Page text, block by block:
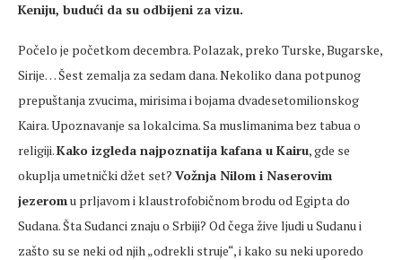
Keniju, budući da su odbijeni za vizu.
Počelo je početkom decembra. Polazak, preko Turske, Bugarske,
Sirije… Šest zemalja za sedam dana. Nekoliko dana potpunog
prepuštanja zvucima, mirisima i bojama dvadesetomilionskog
Kaira. Upoznavanje sa lokalcima. Sa muslimanima bez tabua o
religiji.Kako izgleda najpoznatija kafana u Kairu, gde se
okuplja umetnički džet set? Vožnja Nilom i Naserovim
jezeromu prljavom i klaustrofobičnom brodu od Egipta do
Sudana. Šta Sudanci znaju o Srbiji? Od čega žive ljudi u Sudanu i
zašto su se neki od njih „odrekli struje“, i kako su neki uporedo